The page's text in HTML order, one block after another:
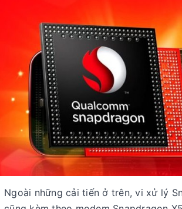
Ngoài những cải tiến ở trên, vi xử lý